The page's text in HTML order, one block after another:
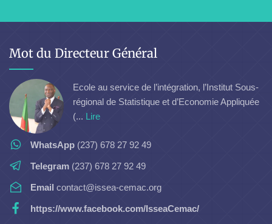
Mot du Directeur Général
Ecole au service de l’intégration, l’Institut Sous-
régional de Statistique et d’Economie Appliquée
(... Lire
WhatsApp (237) 678 27 92 49
Telegram (237) 678 27 92 49
Email contact@issea-cemac.org
https://www.facebook.com/IsseaCemac/